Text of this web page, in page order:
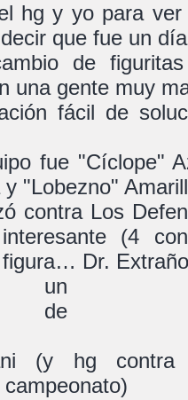
hg y yo para
que fue un
de
una gente muy
fácil de
fue "Cíclope"
"Lobezno"
contra Los
interesante (4
Dr.